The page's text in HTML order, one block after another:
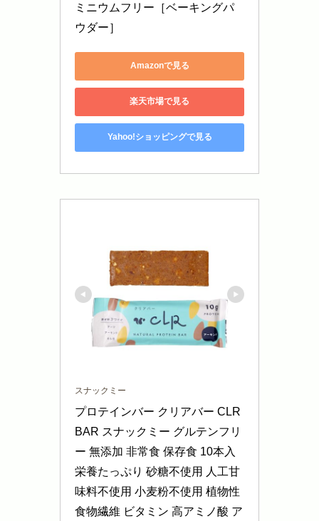
ミニウムフリー［ベーキングパ
ウダー］
Amazonで見る
楽天市場で見る
Yahoo!ショッピングで見る
スナックミー
プロテインバー クリアバー CLR
BAR スナックミー グルテンフリ
ー 無添加 非常食 保存食 10本入
栄養たっぷり 砂糖不使用 人工甘
味料不使用 小麦粉不使用 植物性
食物繊維 ビタミン 高アミノ酸 ア